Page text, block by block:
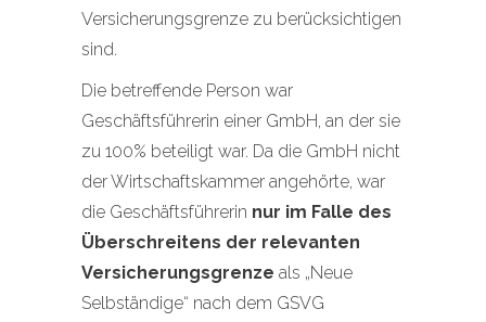
Versicherungsgrenze zu berücksichtigen
sind.
Die betreffende Person war
Geschäftsführerin einer GmbH, an der sie
zu 100% beteiligt war. Da die GmbH nicht
der Wirtschaftskammer angehörte, war
die Geschäftsführerin nur im Falle des
Überschreitens der relevanten
Versicherungsgrenze als „Neue
Selbständige“ nach dem GSVG